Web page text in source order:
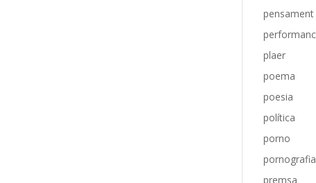
pensament
plaer
poema
poesia
política
porno
pornografia
premsa